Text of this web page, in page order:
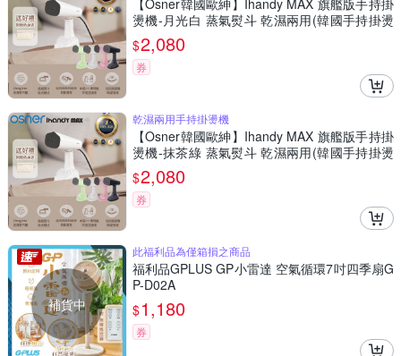
【Osner韓國歐紳】Ihandy MAX 旗艦版手持掛
燙機-月光白 蒸氣熨斗 乾濕兩用(韓國手持掛燙
機銷售冠軍) 生日禮物首選
$2,080
券
乾濕兩用手持掛燙機
【Osner韓國歐紳】Ihandy MAX 旗艦版手持掛
燙機-抹茶綠 蒸氣熨斗 乾濕兩用(韓國手持掛燙
機銷售冠軍) 生日禮物首選
$2,080
券
補貨中
此福利品為僅箱損之商品
福利品GPLUS GP小雷達 空氣循環7吋四季扇G
P-D02A
$1,180
券